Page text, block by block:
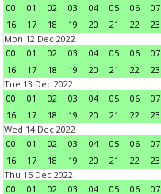
00
01 02 03 04 05 06 07
16
17 18 19 20 21 22
23
Mon 12 Dec 2022
00
01 02 03 04 05 06 07
16
17 18 19 20 21 22
23
Tue 13 Dec 2022
00
01 02 03 04 05 06 07
16
17 18 19 20 21 22
23
Wed 14 Dec 2022
00
01 02 03 04 05 06 07
16
17 18 19 20 21 22
23
Thu 15 Dec 2022
00
01 02 03 04 05 06 07